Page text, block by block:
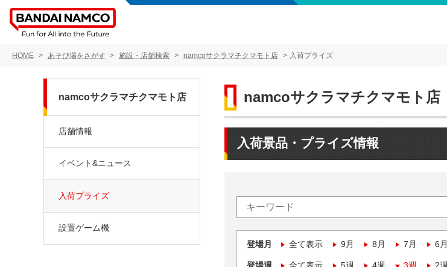
HOME あそび場をさがす 施設・店舗検索 namcoサクラマチクマモト店 入荷プライズ
namcoサクラマチクマモト店
入荷景品・プライズ情報
登場月 全て表示 9月 8月 7月 6月
namcoサクラマチクマモト店
店舗情報
イベント&ニュース
入荷プライズ
設置ゲーム機